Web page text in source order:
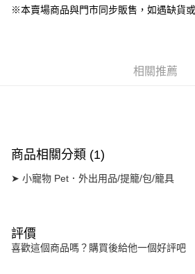
街口支付
每筆NT$160，滿NT$5,000(含以上)免運費
付款後門市自取
※本賣場商品與門市同步販售，如遇缺貨
相關推薦
商品相關分類 (1)
➤ 小寵物 Pet．外出用品/提籠/包/籠具
評價
喜歡這個商品嗎？購買後給他一個好評吧